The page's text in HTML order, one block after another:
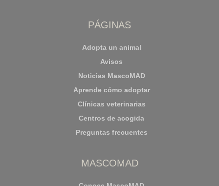
PÁGINAS
Adopta un animal
Avisos
Noticias MascoMAD
Aprende cómo adoptar
Clínicas veterinarias
Centros de acogida
Preguntas frecuentes
MASCOMAD